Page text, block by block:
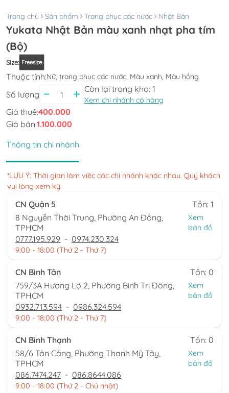
Trang chủ Sản phẩm Trang phục các nước Nhật Bản
Yukata Nhật Bản màu xanh nhạt pha tím
(Bộ)
Size: Freesize
Thuộc tính:Nữ, trang phục các nước, Màu xanh, Màu hồng
Số lượng
Còn lại trong kho: 1
Xem chi nhánh có hàng
Giá thuê:400.000
Giá bán:1.100.000
Thông tin chi nhánh
*LƯU Ý: Thời gian làm việc các chi nhánh khác nhau. Quý khách
vui lòng xem kỹ
CN Quận 5
Tồn: 1
8 Nguyễn Thời Trung, Phường An Đông,
TPHCM
Xem
bản đồ
0777.195.929 - 0974.230.324
9:00 - 18:00 (Thứ 2 - Thứ 7)
CN Bình Tân
Tồn: 0
759/3A Hương Lộ 2, Phường Bình Trị Đông,
TPHCM
Xem
bản đồ
0932.713.594 - 0986.324.594
9:00 - 18:00 (Thứ 2 - Thứ 7)
CN Bình Thạnh
Tồn: 0
58/6 Tân Cảng, Phường Thạnh Mỹ Tây,
TPHCM
Xem
bản đồ
086.7474.247 - 086.8644.086
9:00 - 18:00 (Thứ 2 - Chủ nhật)